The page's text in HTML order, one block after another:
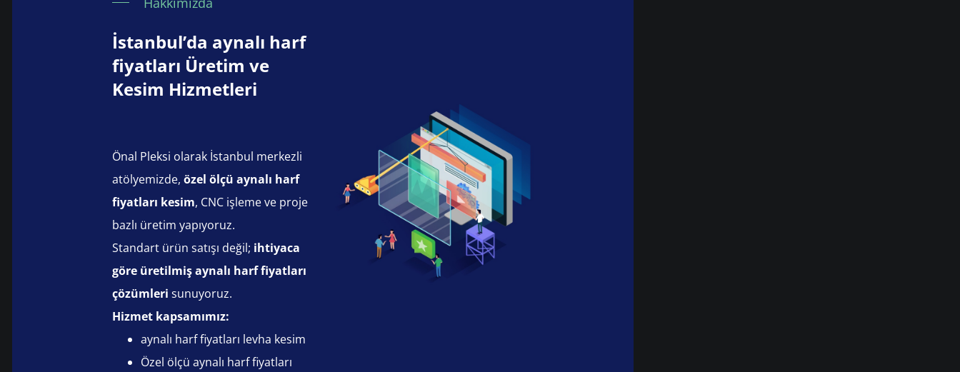
İstanbul’da aynalı harf
fiyatları Üretim ve
Kesim Hizmetleri
Önal Pleksi olarak İstanbul merkezli
atölyemizde, özel ölçü aynalı harf
fiyatları kesim, CNC işleme ve proje
bazlı üretim yapıyoruz.
Standart ürün satışı değil; ihtiyaca
göre üretilmiş aynalı harf fiyatları
çözümleri sunuyoruz.
Hizmet kapsamımız:
aynalı harf fiyatları levha kesim
Özel ölçü aynalı harf fiyatları